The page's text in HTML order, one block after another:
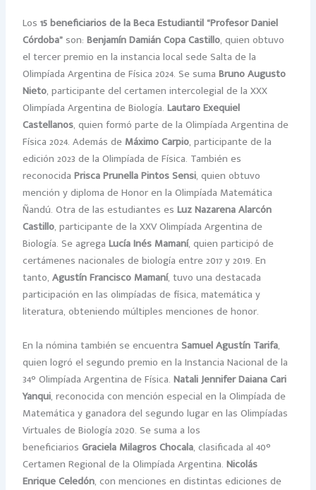
Los15 beneficiarios de la Beca Estudiantil “Profesor Daniel
Córdoba” son:Benjamín Damián Copa Castillo, quien obtuvo
el tercer premio en la instancia local sede Salta de la
Olimpíada Argentina de Física 2024. Se sumaBruno Augusto
Nieto, participante del certamen intercolegial de la XXX
Olimpíada Argentina de Biología.Lautaro Exequiel
Castellanos, quien formó parte de la Olimpíada Argentina de
Física 2024. Además de Máximo Carpio, participante de la
edición 2023 de la Olimpíada de Física. También es
reconocidaPrisca Prunella Pintos Sensi, quien obtuvo
mención y diploma de Honor en la Olimpíada Matemática
Ñandú. Otra de las estudiantes esLuz Nazarena Alarcón
Castillo, participante de la XXV Olimpíada Argentina de
Biología. Se agregaLucíaInés Mamaní, quien participó de
certámenes nacionales de biología entre 2017 y 2019. En
tanto,Agustín Francisco Mamaní, tuvo una destacada
participación en las olimpíadas de física, matemática y
literatura, obteniendo múltiples menciones de honor.
En la nómina también se encuentraSamuel Agustín Tarifa,
quien logró el segundo premio en la Instancia Nacional de la
34° Olimpíada Argentina de Física.Natali Jennifer Daiana Cari
Yanqui, reconocida con mención especial en la Olimpíada de
Matemática y ganadora del segundo lugar en las Olimpíadas
Virtuales de Biología 2020. Se suma a los
beneficiariosGraciela Milagros Chocala, clasificada al 40°
Certamen Regional de la Olimpíada Argentina.Nicolás
Enrique Celedón, con menciones en distintas ediciones de